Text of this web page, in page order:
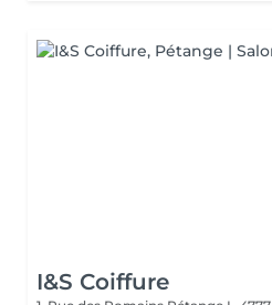
I&S Coiffure